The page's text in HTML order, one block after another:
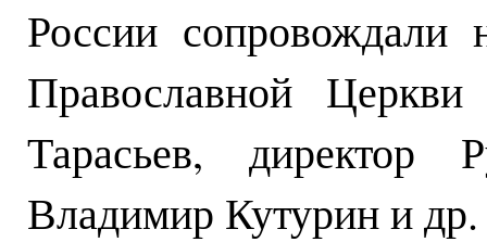
России сопровождали
Православной
Тарасьев, директор
Владимир Кутурин и др.